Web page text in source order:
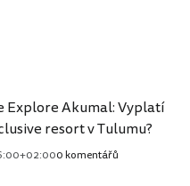
Explore Akumal: Vyplatí
resort v Tulumu?
0 komentářů